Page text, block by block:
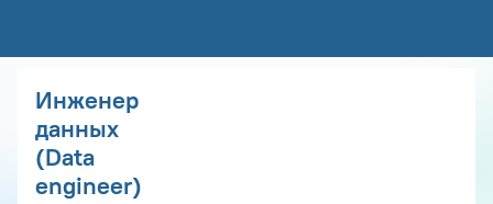
Инженер
данных
(Data
engineer)